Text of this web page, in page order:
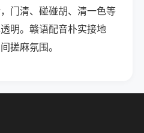
门清、碰碰胡、清一色等
明。赣语配音朴实接地
搓麻氛围。